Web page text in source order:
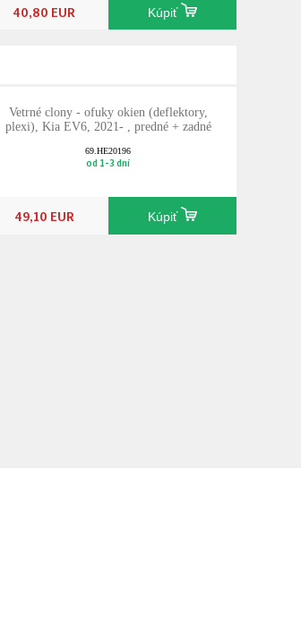
40,80 EUR Kúpiť
Vetrné clony - ofuky okien (deflektory,
plexi), Kia EV6, 2021- , predné + zadné
69.HE20196
od 1-3 dní
49,10 EUR Kúpiť